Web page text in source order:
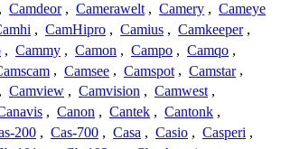
, Camdeor , Camerawelt , Camery , Cameye
, CamHipro , Camius , Camkeeper ,
, Cammy , Camon , Campo , Camqo ,
, Camsee , Camspot , Camstar ,
, Camview , Camvision , Camwest ,
, Canon , Cantek , Cantonk ,
200 , Cas-700 , Casa , Casio , Casperi ,